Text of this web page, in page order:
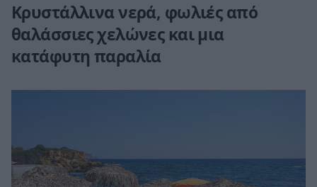
Κρυστάλλινα νερά, φωλιές από
θαλάσσιες χελώνες και μια
κατάφυτη παραλία